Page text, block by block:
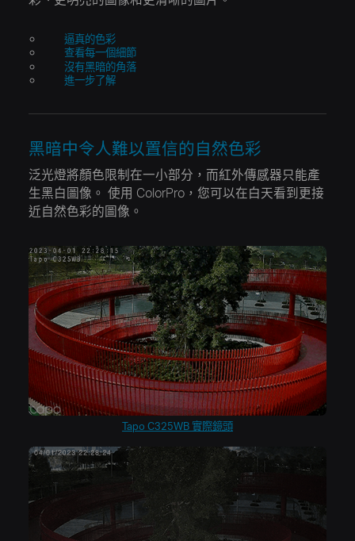
逼真的色彩
查看每一個細節
沒有黑暗的角落
進一步了解
黑暗中令人難以置信的自然色彩
泛光燈將顏色限制在一小部分，而紅外傳感器只能產
生黑白圖像。 使用 ColorPro，您可以在白天看到更接
近自然色彩的圖像。
Tapo C325WB 實際鏡頭